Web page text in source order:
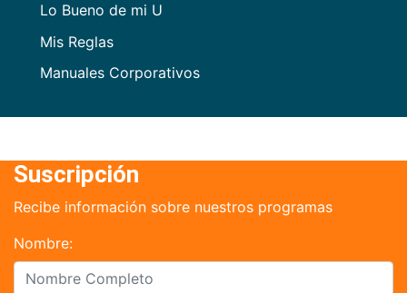
Lo Bueno de mi U
Mis Reglas
Manuales Corporativos
Suscripción
Recibe información sobre nuestros programas
Nombre: